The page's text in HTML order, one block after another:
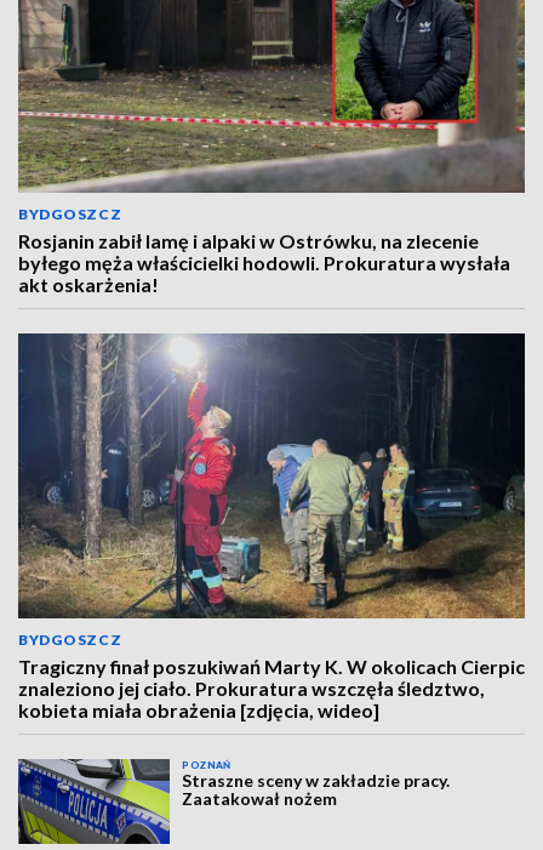
BYDGOSZCZ
Rosjanin zabił lamę i alpaki w Ostrówku, na zlecenie
byłego męża właścicielki hodowli. Prokuratura wysłała
akt oskarżenia!
BYDGOSZCZ
Tragiczny finał poszukiwań Marty K. W okolicach Cierpic
znaleziono jej ciało. Prokuratura wszczęła śledztwo,
kobieta miała obrażenia [zdjęcia, wideo]
POZNAŃ
Straszne sceny w zakładzie pracy.
Zaatakował nożem